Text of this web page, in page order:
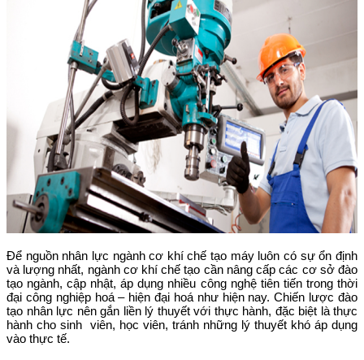
Để nguồn nhân lực ngành cơ khí chế tạo máy luôn có sự ổn định
và lượng nhất, ngành cơ khí chế tạo cần nâng cấp các cơ sở đào
tạo ngành, cập nhật, áp dụng nhiều công nghệ tiên tiến trong thời
đại công nghiệp hoá – hiện đại hoá như hiện nay. Chiến lược đào
tạo nhân lực nên gắn liền lý thuyết với thực hành, đặc biệt là thực
hành cho sinh viên, học viên, tránh những lý thuyết khó áp dụng
vào thực tế.